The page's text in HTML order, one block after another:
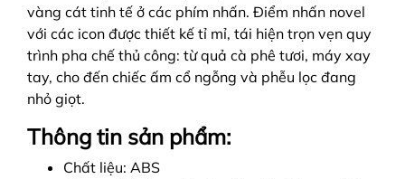
vàng cát tinh tế ở các phím nhấn. Điểm nhấn novel
với các icon được thiết kế tỉ mỉ, tái hiện trọn vẹn quy
trình pha chế thủ công: từ quả cà phê tươi, máy xay
tay, cho đến chiếc ấm cổ ngỗng và phễu lọc đang
nhỏ giọt.
Thông tin sản phẩm:
Chất liệu: ABS